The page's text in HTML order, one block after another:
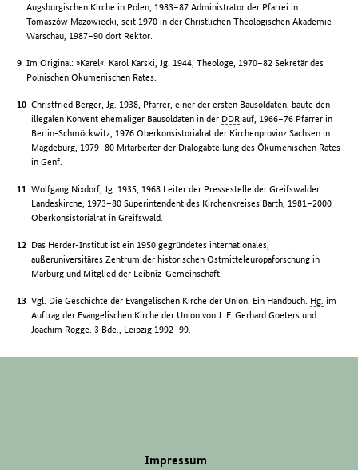
Augsburgischen Kirche in Polen, 1983–87 Administrator der Pfarrei in
Tomaszów Mazowiecki, seit 1970 in der Christlichen Theologischen Akademie
Warschau, 1987–90 dort Rektor.
Im Original: »Karel«. Karol Karski, Jg. 1944, Theologe, 1970–82 Sekretär des
Polnischen Ökumenischen Rates.
Christfried Berger, Jg. 1938, Pfarrer, einer der ersten Bausoldaten, baute den
illegalen Konvent ehemaliger Bausoldaten in der DDR auf, 1966–76 Pfarrer in
Berlin-Schmöckwitz, 1976 Oberkonsistorialrat der Kirchenprovinz Sachsen in
Magdeburg, 1979–80 Mitarbeiter der Dialogabteilung des Ökumenischen Rates
in Genf.
Wolfgang Nixdorf, Jg. 1935, 1968 Leiter der Pressestelle der Greifswalder
Landeskirche, 1973–80 Superintendent des Kirchenkreises Barth, 1981–2000
Oberkonsistorialrat in Greifswald.
Das Herder-Institut ist ein 1950 gegründetes internationales,
außeruniversitäres Zentrum der historischen Ostmitteleuropaforschung in
Marburg und Mitglied der Leibniz-Gemeinschaft.
Vgl. Die Geschichte der Evangelischen Kirche der Union. Ein Handbuch. Hg. im
Auftrag der Evangelischen Kirche der Union von J. F. Gerhard Goeters und
Joachim Rogge. 3 Bde., Leipzig 1992–99.
Impressum